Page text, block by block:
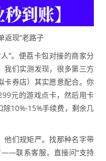
返现”老路子
”。便荔卡包对接的商家分
我们实测发现，很多第三方
卡券店）其实愿意配合。你
元的游戏点卡，然后用卡
10%-15%手续费，剩余几
他们规矩严。找那种名字带
——联系客服，直接问“支持